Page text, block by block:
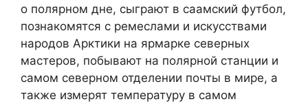
о полярном дне, сыграют в саамский футбол,
познакомятся с ремеслами и искусствами
народов Арктики на ярмарке северных
мастеров, побывают на полярной станции и
самом северном отделении почты в мире, а
также измерят температуру в самом